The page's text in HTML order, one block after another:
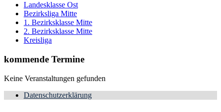
Landesklasse Ost
Bezirksliga Mitte
1. Bezirksklasse Mitte
2. Bezirksklasse Mitte
Kreisliga
kommende Termine
Keine Veranstaltungen gefunden
Datenschutzerklärung